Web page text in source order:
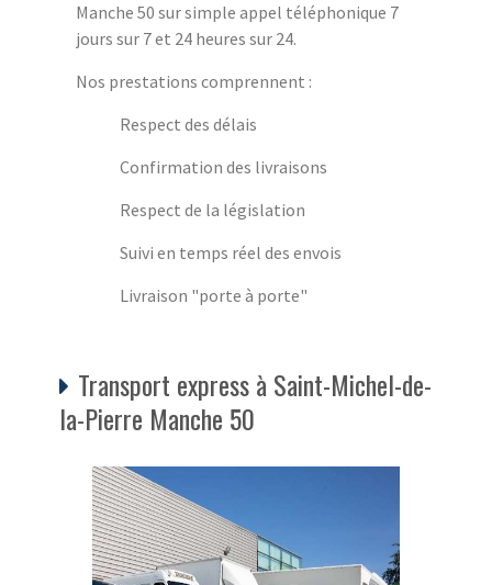
Manche 50 sur simple appel téléphonique 7
jours sur 7 et 24 heures sur 24.
Nos prestations comprennent :
Respect des délais
Confirmation des livraisons
Respect de la législation
Suivi en temps réel des envois
Livraison "porte à porte"
Transport express à Saint-Michel-de-
la-Pierre Manche 50